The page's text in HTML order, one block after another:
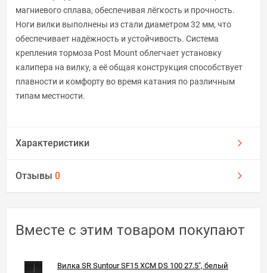
магниевого сплава, обеспечивая лёгкость и прочность.
Ноги вилки выполнены из стали диаметром 32 мм, что
обеспечивает надёжность и устойчивость. Система
крепления тормоза Post Mount облегчает установку
калипера на вилку, а её общая конструкция способствует
плавности и комфорту во время катания по различным
типам местности.
Характеристики
Отзывы 0
Вместе с этим товаром покупают
Вилка SR Suntour SF15 XCM DS 100 27.5", белый